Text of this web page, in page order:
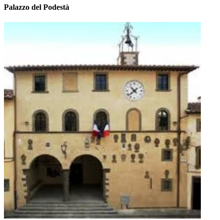
Palazzo del Podestà